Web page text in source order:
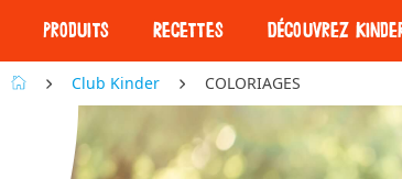
Produits
Nos barres
Nos barres
Recettes Découvrez
Découvrez
Club Kinder COLORIAGES